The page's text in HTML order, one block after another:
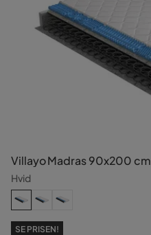
Villayo Madras 90x200 cm
Hvid
SE PRISEN!